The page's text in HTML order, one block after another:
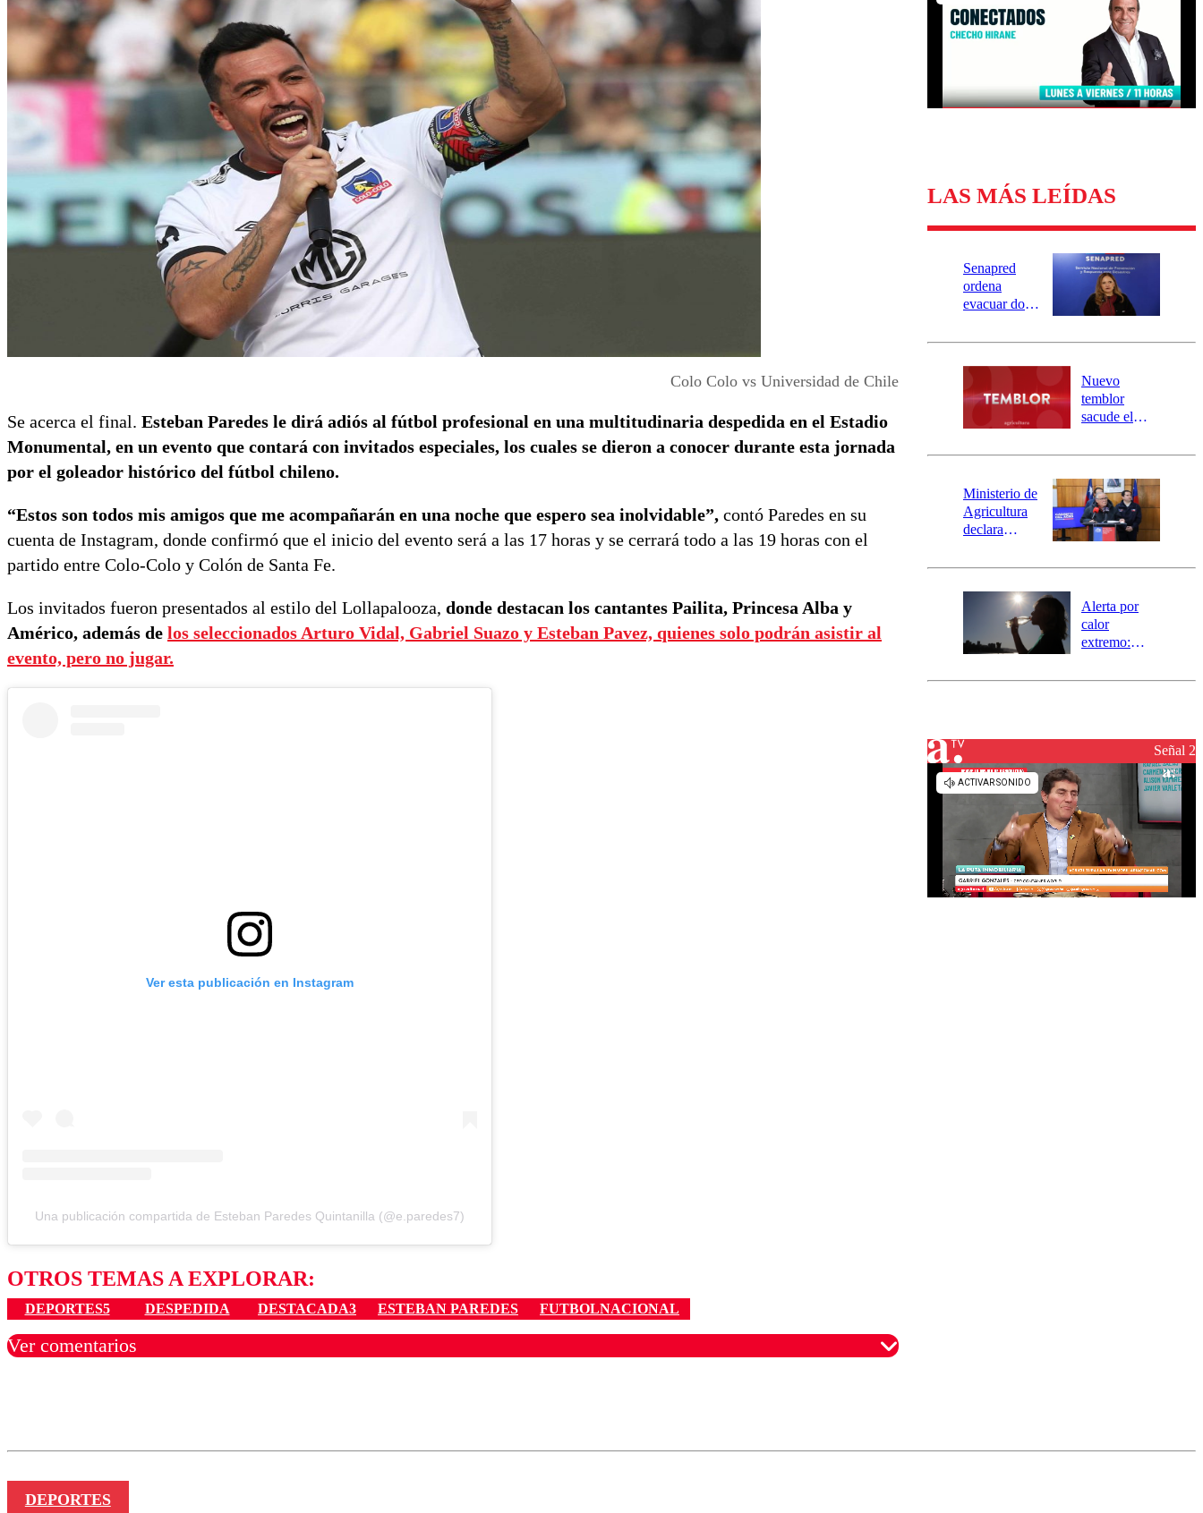
Universidad de Chile
Sustentabilidad
Colo Colo vs Universidad de Chile
Se acerca el final. Esteban Paredes le dirá adiós al fútbol profesional en una multitudinaria despedida en el Estadio
Monumental, en un evento que contará con invitados especiales, los cuales se dieron a conocer durante esta jornada
por el goleador histórico del fútbol chileno.
“Estos son todos mis amigos que me acompañarán en una noche que espero sea inolvidable”, contó Paredes en su
cuenta de Instagram, donde confirmó que el inicio del evento será a las 17 horas y se cerrará todo a las 19 horas con el
partido entre Colo-Colo y Colón de Santa Fe.
Los invitados fueron presentados al estilo del Lollapalooza, donde destacan los cantantes Pailita, Princesa Alba y
Américo, además de los seleccionados Arturo Vidal, Gabriel Suazo y Esteban Pavez, quienes solo podrán asistir al
evento, pero no jugar.
Ver esta publicación en Instagram
Una publicación compartida de Esteban Paredes Quintanilla (@e.paredes7)
OTROS TEMAS A EXPLORAR:
DEPORTES5 DESPEDIDA DESTACADA3 ESTEBAN PAREDES FUTBOLNACIONAL
Ver comentarios
LAS MÁS LEÍDAS
Senapred
ordena
evacuar dos
Carahue por
río Damas:
activa
mensajería
SAE
Nuevo
temblor
sacude el
revisa la
epicentro
Ministerio de
Agricultura
declara
agrícola para
Alerta por
calor
extremo:
activa Alerta
Señal 2
DEPORTES